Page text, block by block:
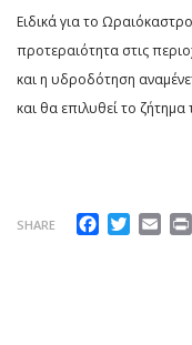
Ειδικά για το
προτεραιότητα στις
και η υδροδότηση
και θα επιλυθεί το
SHARE Facebook
Twitter